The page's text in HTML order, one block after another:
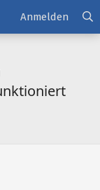
Anmelden